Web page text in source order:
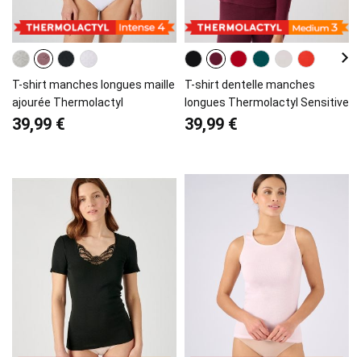
T-shirt manches longues maille
ajourée Thermolactyl
39,99 €
T-shirt dentelle manches
longues Thermolactyl Sensitive
39,99 €